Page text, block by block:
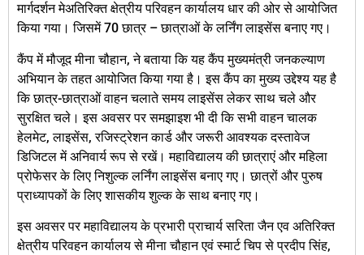
मार्गदर्शन मेअतिरिक्त क्षेत्रीय परिवहन कार्यालय धार की ओर से आयोजित
किया गया। जिसमें 70 छात्र – छात्राओं के लर्निंग लाइसेंस बनाए गए।
कैंप में मौजूद मीना चौहान, ने बताया कि यह कैंप मुख्यमंत्री जनकल्याण
अभियान के तहत आयोजित किया गया है। इस कैंप का मुख्य उद्देश्य यह है
कि छात्र-छात्राओं वाहन चलाते समय लाइसेंस लेकर साथ चले और
सुरक्षित चले। इस अवसर पर समझाइश भी दी कि सभी वाहन चालक
हेलमेट, लाइसेंस, रजिस्ट्रेशन कार्ड और जरूरी आवश्यक दस्तावेज
डिजिटल में अनिवार्य रूप से रखें। महाविद्यालय की छात्राएं और महिला
प्रोफेसर के लिए निशुल्क लर्निंग लाइसेंस बनाए गए। छात्रों और पुरुष
प्राध्यापकों के लिए शासकीय शुल्क के साथ बनाए गए।
इस अवसर पर महाविद्यालय के प्रभारी प्राचार्य सरिता जैन एव अतिरिक्त
क्षेत्रीय परिवहन कार्यालय से मीना चौहान एवं स्मार्ट चिप से प्रदीप सिंह,